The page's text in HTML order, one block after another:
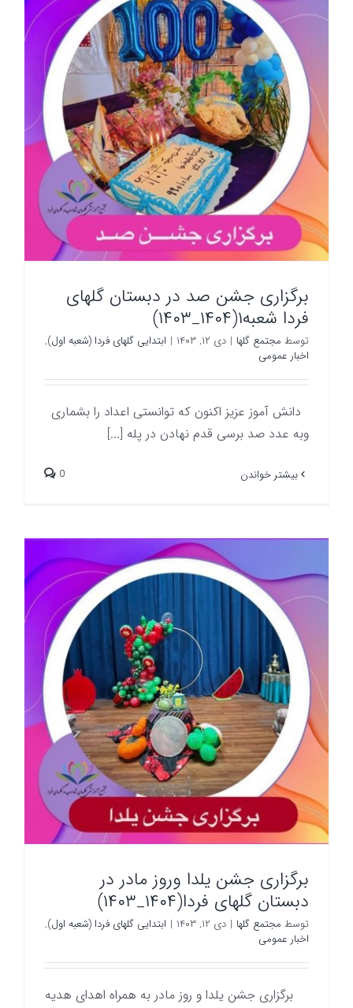
برگزاری جشن صد در دبستان گلهای
فردا شعبه۱(۱۴۰۴_۱۴۰۳)
توسط مجتمع گلها | دی ۱۲, ۱۴۰۳ | ابتدایی گلهای فردا (شعبه اول),
اخبار عمومی
دانش آموز عزیز اکنون که توانستی اعداد را بشماری
وبه عدد صد برسی قدم نهادن در پله [...]
بیشتر خواندن 0
برگزاری جشن یلدا وروز مادر در
دبستان گلهای فردا(۱۴۰۴_۱۴۰۳)
توسط مجتمع گلها | دی ۱۲, ۱۴۰۳ | ابتدایی گلهای فردا (شعبه اول),
اخبار عمومی
برگزاری جشن یلدا و روز مادر به همراه اهدای هدیه